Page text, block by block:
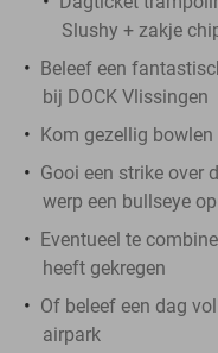
Slushy + zakje
Beleef een
bij DOCK Vlissingen
Kom gezellig
Gooi een strike over
werp een bullseye
Eventueel te
heeft gekregen
Of beleef een dag
airpark